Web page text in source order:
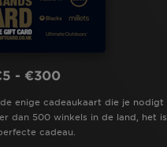
- €300
enige cadeaukaart die je nodigt
dan 500 winkels in de land, het is
cadeau.